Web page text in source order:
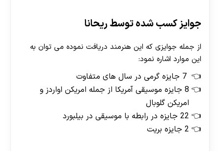
جوایز کسب شده توسط ریحانا
از جمله جوایزی که این هنرمند دریافت نموده می توان به
این موارد اشاره نمود:
8 جایزه موسیقی آمریکا از جمله امریکن اواردز و
امریکن گلوبال
22 جایزه در رابطه با موسیقی در بیلبورد
2 جایزه بریت